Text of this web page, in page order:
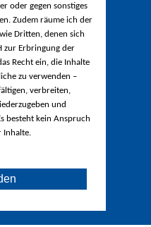
oder gegen sonstiges
Zudem räume ich der
Dritten, denen sich
zur Erbringung der
Recht ein, die Inhalte
zu verwenden –
verbreiten,
und
besteht kein Anspruch
Inhalte.